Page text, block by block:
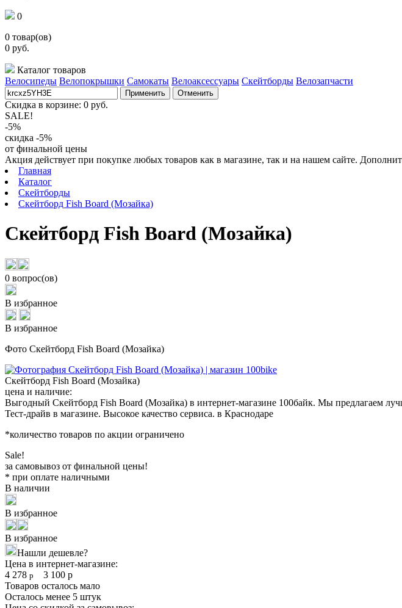
0
0 товар(ов)
0 руб.
Каталог товаров
Велосипеды Велопокрышки Самокаты Велоаксессуары Скейтборды Велозапчасти
Применить Отменить
Скидка в корзине: 0 руб.
SALE!
-5%
скидка -5%
от финальной цены
Акция действует при покупке любых товаров как в магазине, так и на нашем сайте.
Главная
Каталог
Скейтборды
Скейтборд Fish Board (Мозайка)
Скейтборд Fish Board (Мозайка)
0 вопрос(ов)
В избранное
В избранное
Фото Скейтборд Fish Board (Мозайка)
Скейтборд Fish Board (Мозайка)
цена и наличие:
Выгодный Скейтборд Fish Board (Мозайка) в интернет-магазине 100байк. Мы предлагаем
Тест-драйв в магазине. Высокое качество сервиса. в Краснодаре
*количество товаров по акции ограничено
Sale!
за самовывоз от финальной цены!
* при оплате наличными
В наличии
В избранное
В избранное
Нашли дешевле?
Цена в интернет-магазине:
4 278 р 3 100 р
Товаров осталось мало
Осталось менее 5 штук